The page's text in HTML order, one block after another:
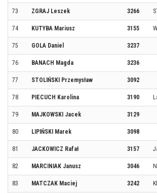
73 ZGRAJ Leszek 3266
74 KUTYBA Mariusz 3155
75 GOLA Daniel 3237
76 BANACH Magda 3236
77 STOLIŃSKI Przemysław 3092
78 PIECUCH Karolina 3190
79 MAJKOWSKI Jacek 3129
80 LIPIŃSKI Marek 3098
81 JACKOWICZ Rafał 3157
82 MARCINIAK Janusz 3046
83 MATCZAK Maciej 3242